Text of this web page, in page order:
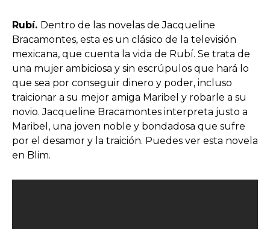
Rubí. Dentro de las novelas de Jacqueline
Bracamontes, esta es un clásico de la televisión
mexicana, que cuenta la vida de Rubí. Se trata de
una mujer ambiciosa y sin escrúpulos que hará lo
que sea por conseguir dinero y poder, incluso
traicionar a su mejor amiga Maribel y robarle a su
novio. Jacqueline Bracamontes interpreta justo a
Maribel, una joven noble y bondadosa que sufre
por el desamor y la traición. Puedes ver esta novela
en Blim.